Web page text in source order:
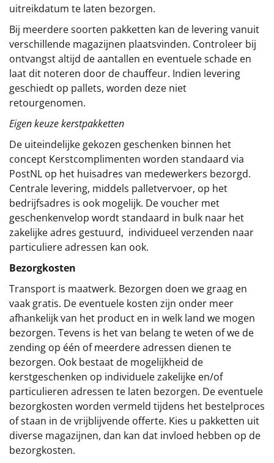
uitreikdatum te laten bezorgen.
Bij meerdere soorten pakketten kan de levering vanuit
verschillende magazijnen plaatsvinden. Controleer bij
ontvangst altijd de aantallen en eventuele schade en
laat dit noteren door de chauffeur. Indien levering
geschiedt op pallets, worden deze niet
retourgenomen.
Eigen keuze kerstpakketten
De uiteindelijke gekozen geschenken binnen het
concept Kerstcomplimenten worden standaard via
PostNL op het huisadres van medewerkers bezorgd.
Centrale levering, middels palletvervoer, op het
bedrijfsadres is ook mogelijk. De voucher met
geschenkenvelop wordt standaard in bulk naar het
zakelijke adres gestuurd, individueel verzenden naar
particuliere adressen kan ook.
Bezorgkosten
Transport is maatwerk. Bezorgen doen we graag en
vaak gratis. De eventuele kosten zijn onder meer
afhankelijk van het product en in welk land we mogen
bezorgen. Tevens is het van belang te weten of we de
zending op één of meerdere adressen dienen te
bezorgen. Ook bestaat de mogelijkheid de
kerstgeschenken op individuele zakelijke en/of
particulieren adressen te laten bezorgen. De eventuele
bezorgkosten worden vermeld tijdens het bestelproces
of staan in de vrijblijvende offerte. Kies u pakketten uit
diverse magazijnen, dan kan dat invloed hebben op de
bezorgkosten.